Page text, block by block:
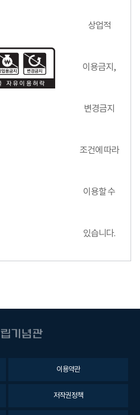
상업적
이용금지,
변경금지
조건에 따라
이용할 수
있습니다.
이용약관
저작권정책